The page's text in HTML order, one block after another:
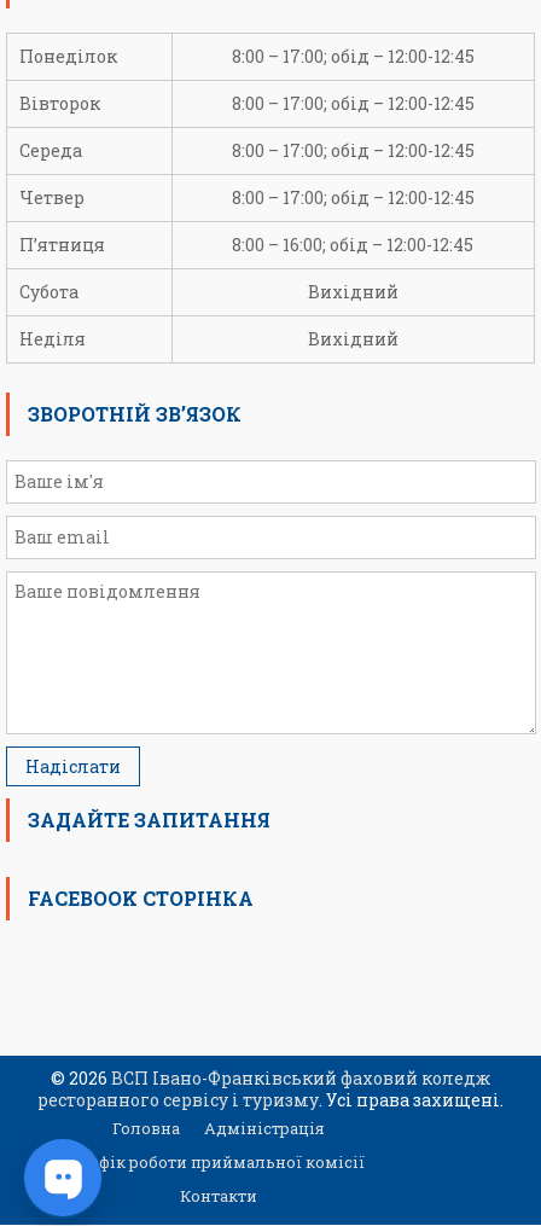
Понеділок 8:00 – 17:00; обід – 12:00-12:45
Вівторок 8:00 – 17:00; обід – 12:00-12:45
Середа 8:00 – 17:00; обід – 12:00-12:45
Четвер 8:00 – 17:00; обід – 12:00-12:45
П’ятниця 8:00 – 16:00; обід – 12:00-12:45
Субота Вихідний
Неділя Вихідний
ЗВОРОТНІЙ ЗВ’ЯЗОК
ЗАДАЙТЕ ЗАПИТАННЯ
FACEBOOK СТОРІНКА
© 2026 ВСП Івано-Франківський фаховий коледж
ресторанного сервісу і туризму. Усі права захищені.
Головна
Адміністрація
Графік роботи приймальної комісії
Контакти